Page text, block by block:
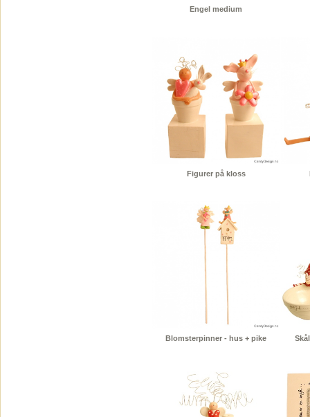
Engel medium
Figurer på kloss
Blomsterpinner - hus + pike